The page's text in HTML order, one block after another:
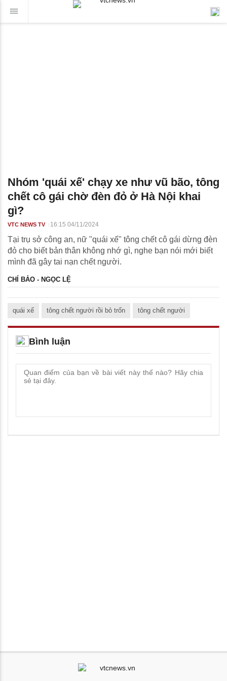
Nhóm 'quái xế' chạy xe như vũ bão, tông
chết cô gái chờ đèn đỏ ở Hà Nội khai
gì?
VTC NEWS TV 16:15 04/11/2024
Tại trụ sở công an, nữ "quái xế" tông chết cô gái dừng đèn
đỏ cho biết bản thân không nhớ gì, nghe bạn nói mới biết
mình đã gây tai nạn chết người.
CHÍ BẢO - NGỌC LỆ
quái xế tông chết người rồi bỏ trốn tông chết người
Bình luận